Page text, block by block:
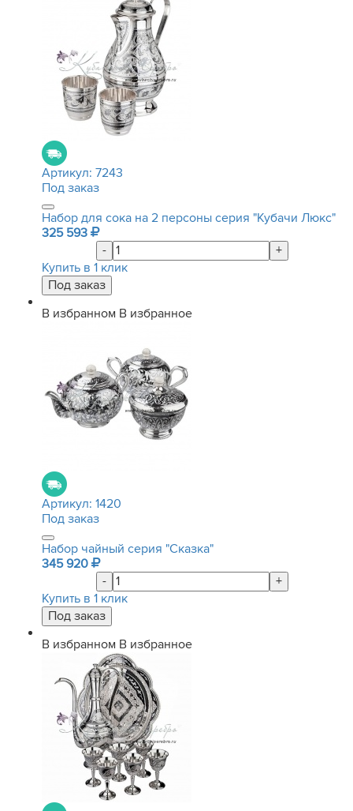
Артикул: 7243
Под заказ
Набор для сока на 2 персоны серия "Кубачи Люкс"
325 593
-
+
Купить в 1 клик
В избранном В избранное
Артикул: 1420
Под заказ
Набор чайный серия "Сказка"
345 920
-
+
Купить в 1 клик
В избранном В избранное